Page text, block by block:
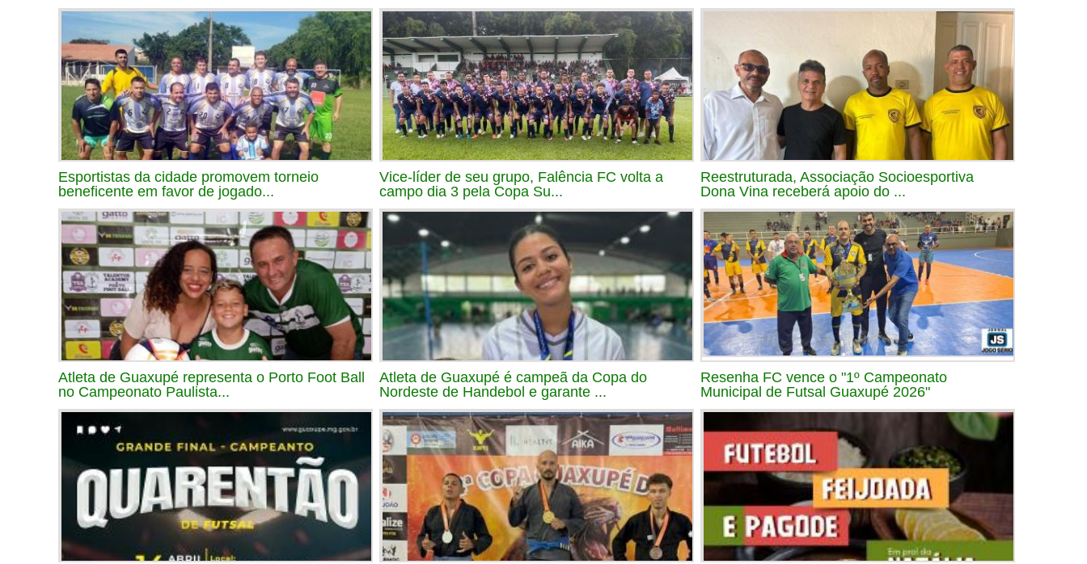
Esportistas da cidade promovem torneio
beneficente em favor de jogado...
Vice-líder de seu grupo, Falência FC volta a
campo dia 3 pela Copa Su...
Reestruturada, Associação Socioesportiva
Dona Vina receberá apoio do ...
Atleta de Guaxupé representa o Porto Foot Ball
no Campeonato Paulista...
Atleta de Guaxupé é campeã da Copa do
Nordeste de Handebol e garante ...
Resenha FC vence o "1º Campeonato
Municipal de Futsal Guaxupé 2026"